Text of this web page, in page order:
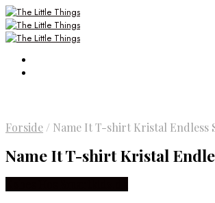
Forside / Name It T-shirt Kristal Endless
Name It T-shirt Kristal